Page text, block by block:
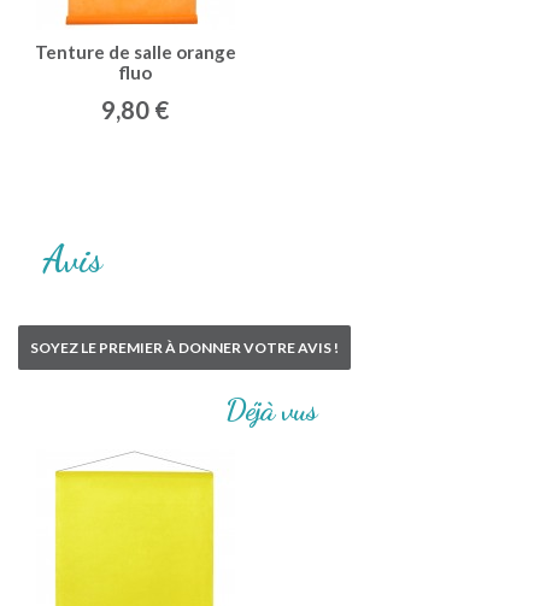
Tenture de salle orange
fluo
9,80 €
Avis
SOYEZ LE PREMIER À DONNER VOTRE AVIS !
Déjà vus